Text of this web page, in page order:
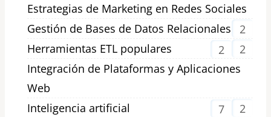
Estrategias de Marketing en Redes Sociales
2
Gestión de Bases de Datos Relacionales
2
Herramientas ETL populares
2
Integración de Plataformas y Aplicaciones
Web
2
Inteligencia artificial
7